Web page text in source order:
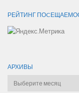
РЕЙТИНГ
АРХИВЫ
Архивы